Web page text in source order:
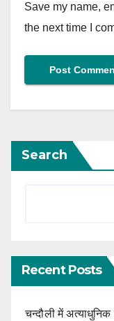
Save my name,
the next time I
Search
Recent Posts
चन्दौली में अत्याधुनिक